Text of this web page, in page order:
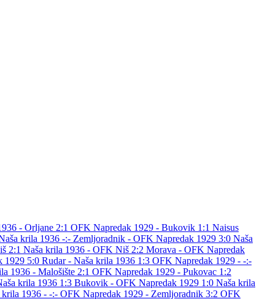
- Orljane 2:1 OFK Napredak 1929 - Bukovik 1:1 Naisus
krila 1936 -:- Zemljoradnik - OFK Napredak 1929 3:0 Naša
2:1 Naša krila 1936 - OFK Niš 2:2 Morava - OFK Napredak
1929 5:0 Rudar - Naša krila 1936 1:3 OFK Napredak 1929 - -:-
1936 - Malošište 2:1 OFK Napredak 1929 - Pukovac 1:2
krila 1936 1:3 Bukovik - OFK Napredak 1929 1:0 Naša krila
krila 1936 - -:- OFK Napredak 1929 - Zemljoradnik 3:2 OFK